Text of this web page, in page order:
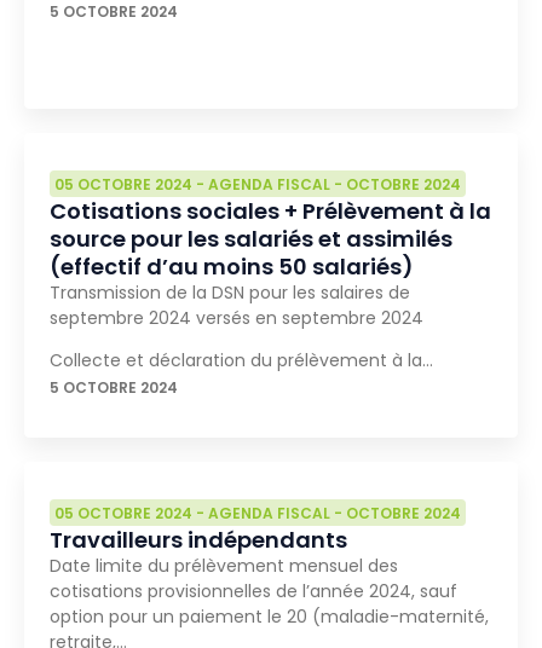
5 OCTOBRE 2024
05 OCTOBRE 2024 - AGENDA FISCAL - OCTOBRE 2024
Cotisations sociales + Prélèvement à la
source pour les salariés et assimilés
(effectif d’au moins 50 salariés)
Transmission de la DSN pour les salaires de
septembre 2024 versés en septembre 2024
Collecte et déclaration du prélèvement à la…
5 OCTOBRE 2024
05 OCTOBRE 2024 - AGENDA FISCAL - OCTOBRE 2024
Travailleurs indépendants
Date limite du prélèvement mensuel des
cotisations provisionnelles de l’année 2024, sauf
option pour un paiement le 20 (maladie-maternité,
retraite,…